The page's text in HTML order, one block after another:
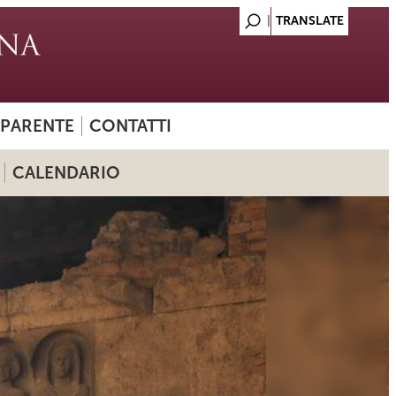
CONTATTI
CALENDARIO